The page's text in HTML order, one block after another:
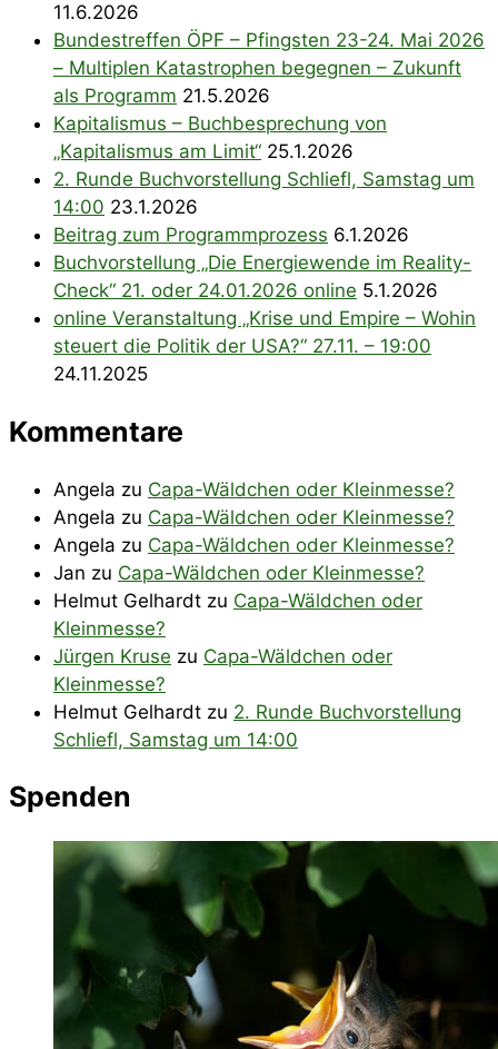
11.6.2026
Bundestreffen ÖPF – Pfingsten 23-24. Mai 2026
– Multiplen Katastrophen begegnen – Zukunft
als Programm 21.5.2026
Kapitalismus – Buchbesprechung von
„Kapitalismus am Limit“ 25.1.2026
2. Runde Buchvorstellung Schliefl, Samstag um
14:00 23.1.2026
Beitrag zum Programmprozess 6.1.2026
Buchvorstellung „Die Energiewende im Reality-
Check“ 21. oder 24.01.2026 online 5.1.2026
online Veranstaltung „Krise und Empire – Wohin
steuert die Politik der USA?“ 27.11. – 19:00
24.11.2025
Kommentare
Angela zu Capa-Wäldchen oder Kleinmesse?
Angela zu Capa-Wäldchen oder Kleinmesse?
Angela zu Capa-Wäldchen oder Kleinmesse?
Jan zu Capa-Wäldchen oder Kleinmesse?
Helmut Gelhardt zu Capa-Wäldchen oder
Kleinmesse?
Jürgen Kruse zu Capa-Wäldchen oder
Kleinmesse?
Helmut Gelhardt zu 2. Runde Buchvorstellung
Schliefl, Samstag um 14:00
Spenden